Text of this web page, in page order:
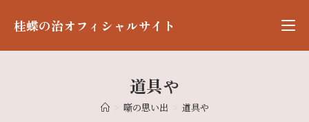
桂蝶の治オフィシャルサイト
道具や
> 噺の思い出 > 道具や